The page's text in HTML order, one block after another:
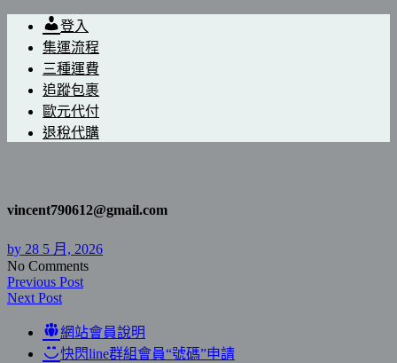
登入
集運流程
三種運費
追蹤包裹
歐元代付
退稅代購
vincent790612@gmail.com
by 28 5 月, 2026
No Comments
Previous Post
Next Post
網站會員說明
快閃line群組會員“號碼”申請